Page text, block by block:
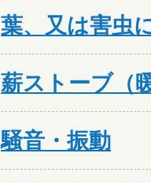
葉、又は害虫
薪ストーブ（
騒音・振動